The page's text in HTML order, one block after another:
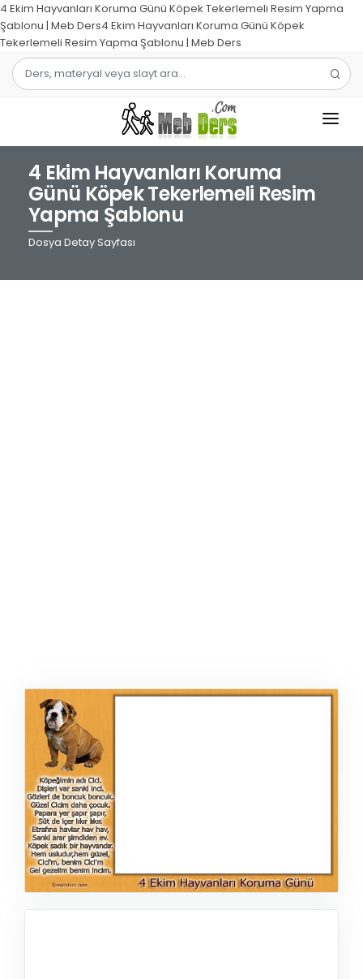
4 Ekim Hayvanları Koruma Günü Köpek Tekerlemeli Resim Yapma
Şablonu | Meb Ders4 Ekim Hayvanları Koruma Günü Köpek
Tekerlemeli Resim Yapma Şablonu | Meb Ders
1.SINIF
2.SINIF
3.SINIF
4.SINIF
4 Ekim Hayvanları Koruma
Günü Köpek Tekerlemeli Resim
Yapma Şablonu
Dosya Detay Sayfası